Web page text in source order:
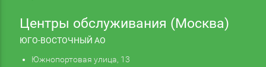
Центры обслуживания (Москва)
ЮГО-ВОСТОЧНЫЙ АО
Южнопортовая улица, 13